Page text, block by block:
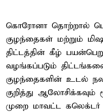
கொரோனா தொற்றால்
குழந்தைகள் மற்றும்
திட்டத்தின் கீழ்
வழங்கப்படும்
குழந்தைகளின் உடல்
குறித்து ஆலோசிக்கவும்
முறை மாவட்ட